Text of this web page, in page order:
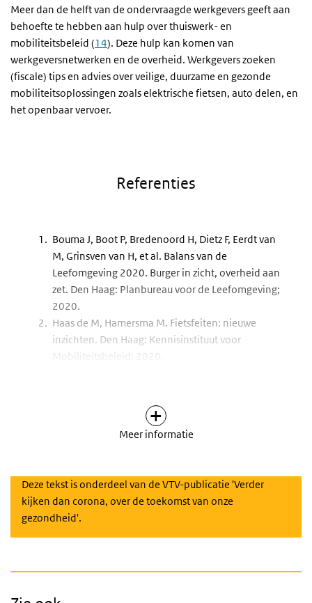
Meer dan de helft van de ondervraagde werkgevers geeft aan
behoefte te hebben aan hulp over thuiswerk- en
mobiliteitsbeleid (14). Deze hulp kan komen van
werkgeversnetwerken en de overheid. Werkgevers zoeken
(fiscale) tips en advies over veilige, duurzame en gezonde
mobiliteitsoplossingen zoals elektrische fietsen, auto delen, en
het openbaar vervoer.
Referenties
Meer informatie
Bouma J, Boot P, Bredenoord H, Dietz F, Eerdt van
M, Grinsven van H, et al. Balans van de
Leefomgeving 2020. Burger in zicht, overheid aan
zet. Den Haag: Planbureau voor de Leefomgeving;
2020.
Haas de M, Hamersma M. Fietsfeiten: nieuwe
inzichten. Den Haag: Kennisinstituut voor
Mobiliteitsbeleid; 2020.
vervoerwijzen. Den Haag: Kennisinsituut voor
Mobiliteitsbeleid; 2019.
Hamersma M., Haas de M., Faber R. Thuiswerken
voor Mobiliteitsbeleid; 2020.
Kennisinstituut voor Mobiliteitsbeleid. Kerncijfers
mobiliteit 2020. Den Haag: Ministerie van
Infrastructuur en Waterstaat; 2020.
Haas de M, Hamersma M, Faber R. Nieuwe
Vervolgmeting effecten van de coronacrisis op
Deze tekst is onderdeel van de VTV-publicatie 'Verder
kijken dan corona, over de toekomst van onze
gezondheid'.